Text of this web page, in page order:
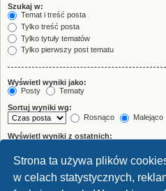
Strona ta używa plików
w celach statystycznych,
Szukaj w:
Temat i treść posta
Tylko treść posta
Tylko tytuły tematów
Tylko pierwszy post tematu
Wyświetl wyniki jako:
Posty
Tematy
Sortuj wyniki wg:
Rosnąco
Malejąco
Wyświetl wyniki z ostatnich:
Wyświetl pierwsze:
znaków w poście